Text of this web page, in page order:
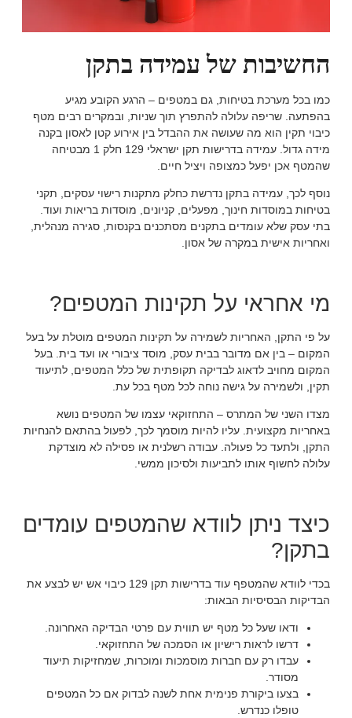
החשיבות של עמידה בתקן
כמו בכל מערכת בטיחות, גם במטפים – הרגע הקובע מגיע
בהפתעה. שריפה עלולה להתפרץ תוך שניות, ובמקרים רבים מטף
כיבוי תקין הוא מה שעושה את ההבדל בין אירוע קטן לאסון בקנה
מידה גדול. עמידה בדרישות תקן ישראלי 129 חלק 1 מבטיחה
שהמטף אכן יפעל כמצופה ויציל חיים.
נוסף לכך, עמידה בתקן נדרשת כחלק מתקנות רישוי עסקים, תקני
בטיחות במוסדות חינוך, מפעלים, קניונים, מוסדות בריאות ועוד.
בתי עסק שלא עומדים בתקנים מסתכנים בקנסות, סגירה מנהלית,
ואחריות אישית במקרה של אסון.
מי אחראי על תקינות המטפים?
על פי התקן, האחריות לשמירה על תקינות המטפים מוטלת על בעל
המקום – בין אם מדובר בבית עסק, מוסד ציבורי או ועד בית. בעל
המקום מחויב לדאוג לבדיקה תקופתית של כלל המטפים, לתיעוד
תקין, ולשמירה על גישה נוחה לכל מטף בכל עת.
מצדו השני של המתרס – התחזוקאי עצמו של המטפים נושא
באחריות מקצועית. עליו להיות מוסמך לכך, לפעול בהתאם להנחיות
התקן, ולתעד כל פעולה. עבודה רשלנית או פסילה לא מוצדקת
עלולה לחשוף אותו לתביעות ולסיכון ממשי.
כיצד ניתן לוודא שהמטפים עומדים
בתקן?
בכדי לוודא שהמטפף עוד בדרישות תקן 129 כיבוי אש יש לבצע את
הבדיקות הבסיסיות הבאות:
ודאו שעל כל מטף יש תווית עם פרטי הבדיקה האחרונה.
דרשו לראות רישיון או הסמכה של התחזוקאי.
עבדו רק עם חברות מוסמכות ומוכרות, שמחזיקות תיעוד
מסודר.
בצעו ביקורת פנימית אחת לשנה לבדוק אם כל המטפים
טופלו כנדרש.